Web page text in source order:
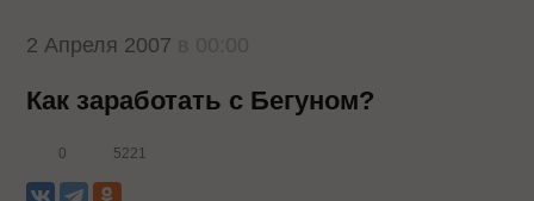
2 Апреля 2007
Как заработать с Бегуном?
0 5221